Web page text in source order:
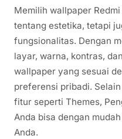
Memilih wallpaper
tentang estetika, tetapi
fungsionalitas. Dengan
layar, warna, kontras,
wallpaper yang sesuai
preferensi pribadi.
fitur seperti Themes,
Anda bisa dengan
Anda.